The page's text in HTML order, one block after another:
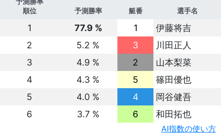
順位
予測勝率 艇番 選手名
1 77.9 % 1
伊藤将吉
2
5.2 % 3
川田正人
3
4.9 % 2
山本梨菜
4
4.3 % 5
篠田優也
5
4.0 % 4
岡谷健吾
6
3.7 % 6 和田拓也
AI指数の使い方